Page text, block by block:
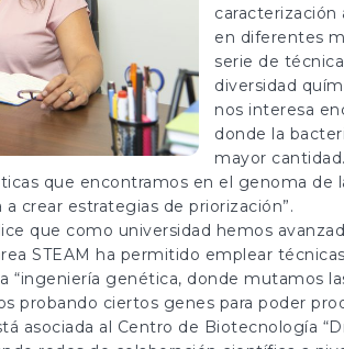
en diferentes
serie de
diversidad
nos interesa
donde la
mayor
que encontramos en el genoma de
crear estrategias de priorización”.
que como universidad hemos
STEAM ha permitido emplear
“ingeniería genética, donde mutamos
probando ciertos genes para poder
asociada al Centro de Biotecnología